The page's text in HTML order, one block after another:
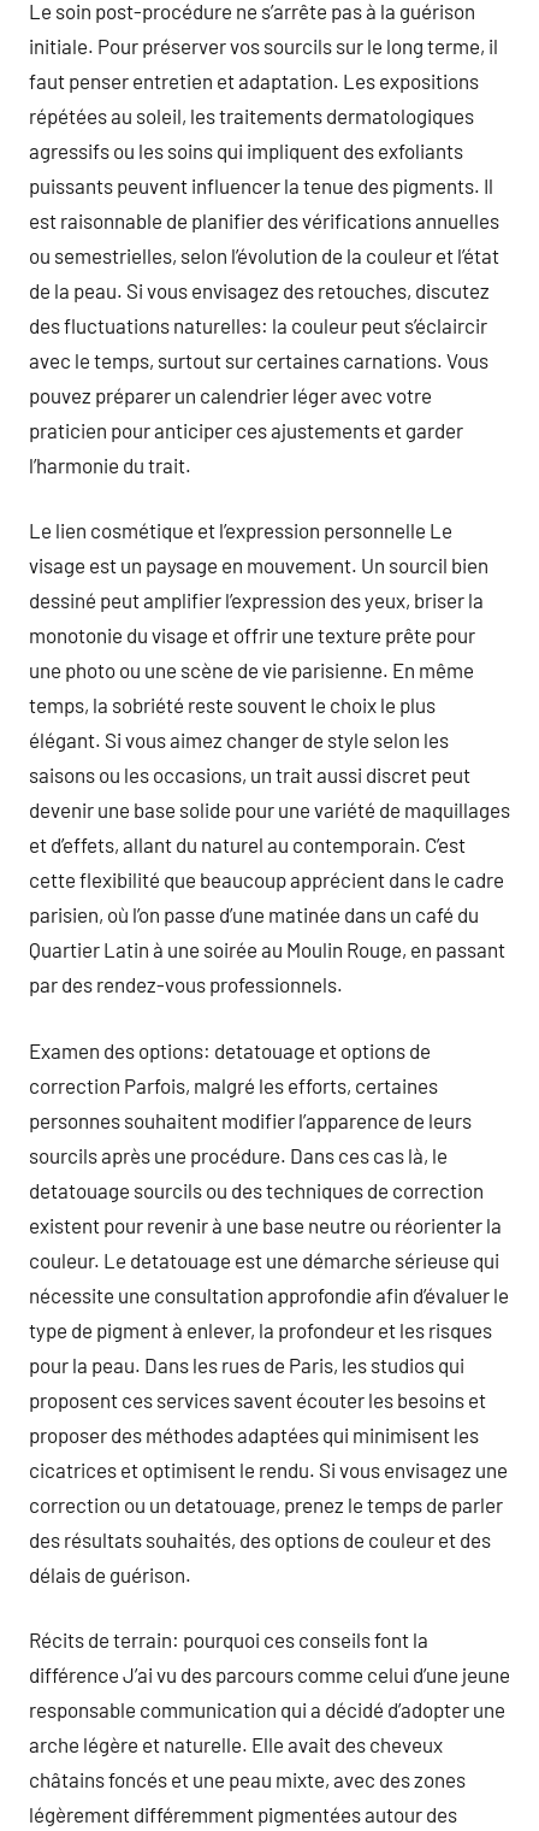
Le soin post-procédure ne s’arrête pas à la guérison
initiale. Pour préserver vos sourcils sur le long terme, il
faut penser entretien et adaptation. Les expositions
répétées au soleil, les traitements dermatologiques
agressifs ou les soins qui impliquent des exfoliants
puissants peuvent influencer la tenue des pigments. Il
est raisonnable de planifier des vérifications annuelles
ou semestrielles, selon l’évolution de la couleur et l’état
de la peau. Si vous envisagez des retouches, discutez
des fluctuations naturelles: la couleur peut s’éclaircir
avec le temps, surtout sur certaines carnations. Vous
pouvez préparer un calendrier léger avec votre
praticien pour anticiper ces ajustements et garder
l’harmonie du trait.
Le lien cosmétique et l’expression personnelle Le
visage est un paysage en mouvement. Un sourcil bien
dessiné peut amplifier l’expression des yeux, briser la
monotonie du visage et offrir une texture prête pour
une photo ou une scène de vie parisienne. En même
temps, la sobriété reste souvent le choix le plus
élégant. Si vous aimez changer de style selon les
saisons ou les occasions, un trait aussi discret peut
devenir une base solide pour une variété de maquillages
et d’effets, allant du naturel au contemporain. C’est
cette flexibilité que beaucoup apprécient dans le cadre
parisien, où l’on passe d’une matinée dans un café du
Quartier Latin à une soirée au Moulin Rouge, en passant
par des rendez-vous professionnels.
Examen des options: detatouage et options de
correction Parfois, malgré les efforts, certaines
personnes souhaitent modifier l’apparence de leurs
sourcils après une procédure. Dans ces cas là, le
detatouage sourcils ou des techniques de correction
existent pour revenir à une base neutre ou réorienter la
couleur. Le detatouage est une démarche sérieuse qui
nécessite une consultation approfondie afin d’évaluer le
type de pigment à enlever, la profondeur et les risques
pour la peau. Dans les rues de Paris, les studios qui
proposent ces services savent écouter les besoins et
proposer des méthodes adaptées qui minimisent les
cicatrices et optimisent le rendu. Si vous envisagez une
correction ou un detatouage, prenez le temps de parler
des résultats souhaités, des options de couleur et des
délais de guérison.
Récits de terrain: pourquoi ces conseils font la
différence J’ai vu des parcours comme celui d’une jeune
responsable communication qui a décidé d’adopter une
arche légère et naturelle. Elle avait des cheveux
châtains foncés et une peau mixte, avec des zones
légèrement différemment pigmentées autour des